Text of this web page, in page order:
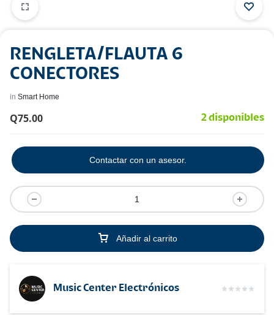
RENGLETA/FLAUTA 6
CONECTORES
in Smart Home
Q75.00 2 disponibles
Añadir al carrito
Contactar con un asesor.
Music Center Electrónicos